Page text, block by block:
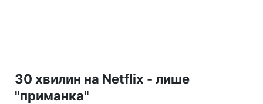
30 хвилин на Netflix - лише
"приманка"